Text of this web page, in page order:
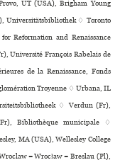
UT (USA), Brigham Young
Universitätsbibliothek ♢ Toronto
Reformation and Renaissance
Université François Rabelais de
de la Renaissance, Fonds
Troyenne ♢ Urbana, IL
♢ Verdun (Fr),
Bibliothèque muni­ci­pale ♢
MA (USA), Wellesley College
= Wrocław = Breslau (Pl),